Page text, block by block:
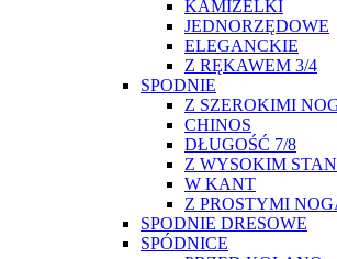
KAMIZELKI
JEDNORZĘDOWE
ELEGANCKIE
Z RĘKAWEM 3/4
SPODNIE
Z SZEROKIMI
CHINOS
DŁUGOŚĆ 7/8
Z WYSOKIM
W KANT
Z PROSTYMI
SPODNIE DRESOWE
SPÓDNICE